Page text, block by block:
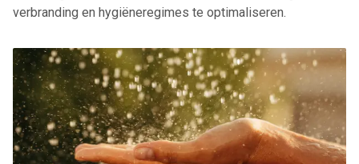
verbranding en hygiëneregimes te optimaliseren.